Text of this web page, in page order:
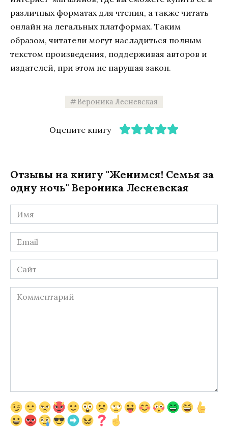
различных форматах для чтения, а также читать
онлайн на легальных платформах. Таким
образом, читатели могут насладиться полным
текстом произведения, поддерживая авторов и
издателей, при этом не нарушая закон.
Вероника Лесневская
Оцените книгу
Отзывы на книгу "Женимся! Семья за
одну ночь" Вероника Лесневская
Имя
*
Email
*
Сайт
Комментарий